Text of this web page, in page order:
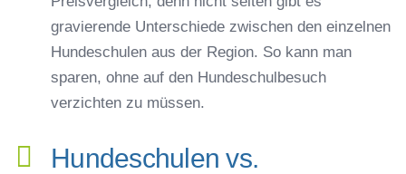
gravierende Unterschiede zwischen den einzelnen
Hundeschulen aus der Region. So kann man
sparen, ohne auf den Hundeschulbesuch
verzichten zu müssen.
Hundeschulen vs.